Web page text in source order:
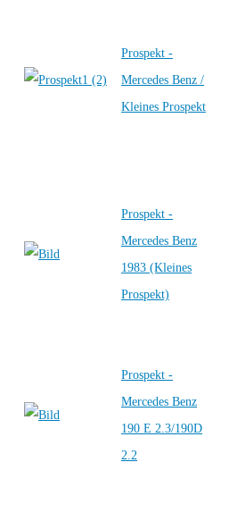
Prospekt -
Mercedes Benz /
Kleines Prospekt
Prospekt -
Mercedes Benz
1983 (Kleines
Prospekt)
Prospekt -
Mercedes Benz
190 E 2.3/190D
2.2